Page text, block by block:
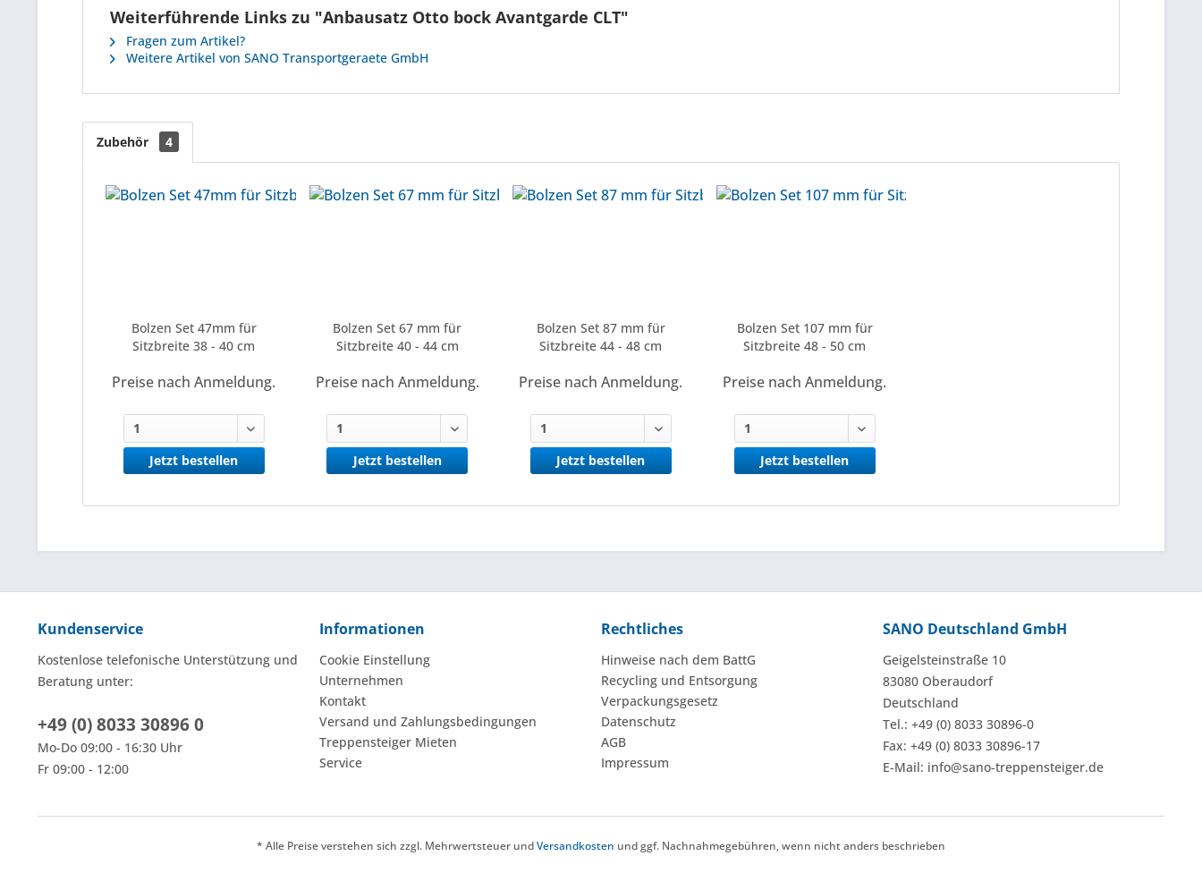
Weiterführende Links zu "Anbausatz Otto bock Avantgarde CLT"
Fragen zum Artikel?
Weitere Artikel von SANO Transportgeraete GmbH
Zubehör 4
Bolzen Set 47mm für
Sitzbreite 38 - 40 cm
Preise nach Anmeldung.
Jetzt bestellen
Bolzen Set 67 mm für
Sitzbreite 40 - 44 cm
Preise nach Anmeldung.
Jetzt bestellen
Bolzen Set 87 mm für
Sitzbreite 44 - 48 cm
Preise nach Anmeldung.
Jetzt bestellen
Bolzen Set 107 mm für
Sitzbreite 48 - 50 cm
Preise nach Anmeldung.
Jetzt bestellen
Kundenservice
Kostenlose telefonische Unterstützung und
Beratung unter:
+49 (0) 8033 30896 0
Mo-Do 09:00 - 16:30 Uhr
Fr 09:00 - 12:00
Informationen
Cookie Einstellung
Unternehmen
Kontakt
Versand und Zahlungsbedingungen
Treppensteiger Mieten
Service
Rechtliches
Hinweise nach dem BattG
Recycling und Entsorgung
Verpackungsgesetz
Datenschutz
AGB
Impressum
SANO Deutschland GmbH
Geigelsteinstraße 10
83080 Oberaudorf
Deutschland
Tel.: +49 (0) 8033 30896-0
Fax: +49 (0) 8033 30896-17
E-Mail: info@sano-treppensteiger.de
* Alle Preise verstehen sich zzgl. Mehrwertsteuer undVersandkosten und ggf. Nachnahmegebühren, wenn nicht anders beschrieben